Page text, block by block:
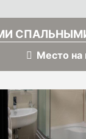
 Место на